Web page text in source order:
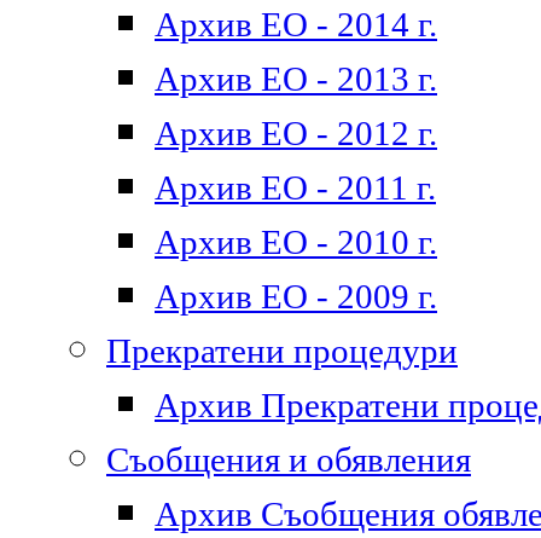
Архив ЕО - 2014 г.
Архив ЕО - 2013 г.
Архив ЕО - 2012 г.
Архив ЕО - 2011 г.
Архив ЕО - 2010 г.
Архив ЕО - 2009 г.
Прекратени процедури
Архив Прекратени
Съобщения и обявления
Архив Съобщения